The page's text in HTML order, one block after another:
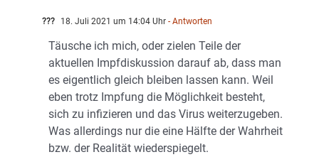
??? 18. Juli 2021 um 14:04 Uhr - Antworten
Täusche ich mich, oder zielen Teile der
aktuellen Impfdiskussion darauf ab, dass man
es eigentlich gleich bleiben lassen kann. Weil
eben trotz Impfung die Möglichkeit besteht,
sich zu infizieren und das Virus weiterzugeben.
Was allerdings nur die eine Hälfte der Wahrheit
bzw. der Realität wiederspiegelt.